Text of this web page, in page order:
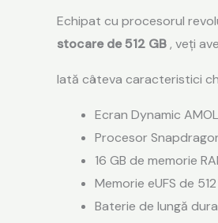
Echipat cu procesorul
stocare de 512 GB, veți
Iată câteva caracteristici
Ecran Dynamic
Procesor
16 GB de memorie
Memorie eUFS de
Baterie de lungă